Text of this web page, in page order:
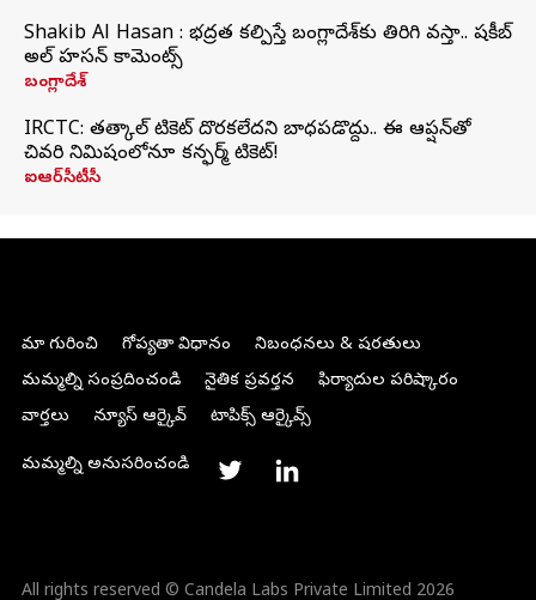
Shakib Al Hasan : భద్రత కల్పిస్తే బంగ్లాదేశ్‌కు తిరిగి వస్తా.. షకీబ్
అల్ హసన్ కామెంట్స్
బంగ్లాదేశ్
IRCTC: తత్కాల్ టికెట్ దొరకలేదని బాధపడొద్దు.. ఈ ఆప్షన్‌తో
చివరి నిమిషంలోనూ కన్ఫర్మ్ టికెట్!
ఐఆర్‌సీటీసీ
మా గురించి గోప్యతా విధానం
నిబంధనలు & షరతులు
మమ్మల్ని సంప్రదించండి
నైతిక ప్రవర్తన
ఫిర్యాదుల పరిష్కారం
వార్తలు
న్యూస్ ఆర్కైవ్ టాపిక్స్ ఆర్కైవ్స్
మమ్మల్ని అనుసరించండి
All rights reserved © Candela Labs Private Limited 2026